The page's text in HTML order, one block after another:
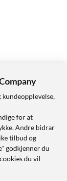
kundeopplevelse,
for at
Andre bidrar
tilbud og
godkjenner du
du vil